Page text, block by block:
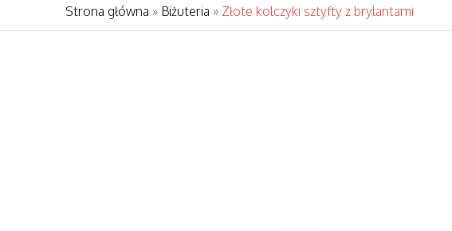
Strona główna » Biżuteria » Złote kolczyki sztyfty z brylantami